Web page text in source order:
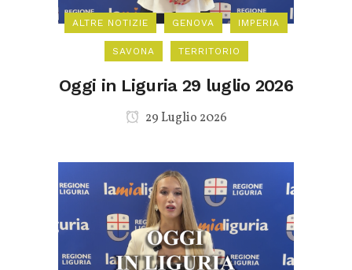
ALTRE NOTIZIE GENOVA IMPERIA
SAVONA TERRITORIO
Oggi in Liguria 29 luglio 2026
29 Luglio 2026